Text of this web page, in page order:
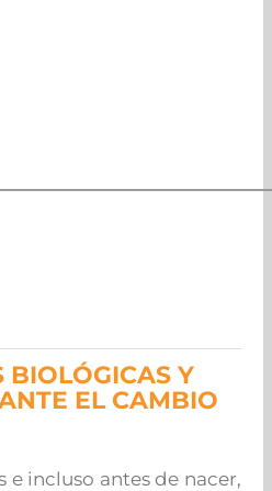
BIOLÓGICAS Y
EL CAMBIO
e incluso antes de nacer,